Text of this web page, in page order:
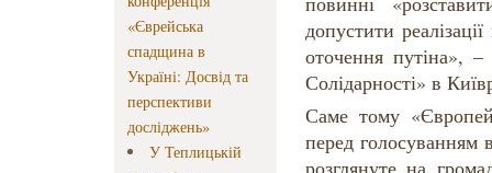
«Єврейська
спадщина в
Україні: Досвід та
перспективи
досліджень»
У Теплицькій
допустити
оточення путіна», –
Солідарності» в
Саме тому
перед
розглянуте на